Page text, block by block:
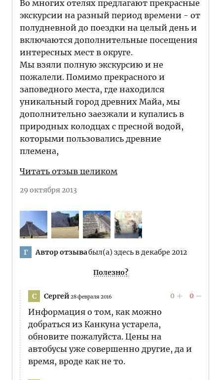
Во многих отелях предлагают прекрасные
экскурсии на разный период времени - от
полудневной до поездки на целый день и
включаются дополнительные посещения
интересных мест в округе.
Мы взяли полную экскурсию и не
пожалели. Помимо прекрасного и
заповедного места, где находился
уникальный город древних Майа, мы
дополнительно заезжали и купались в
природных колодцах с пресной водой,
которыми пользовались древние
племена,
Читать отзыв целиком
29 октября 2013
Г Автор отзывабыл(а) здесь в декабре 2012
Полезно?
С Сергей 28 февраля 2016 0 0
Информация о том, как можно
добраться из Канкуна устарела,
обновите пожалуйста. Цены на
автобусы уже совершенно другие, да и
время, вроде как не то.